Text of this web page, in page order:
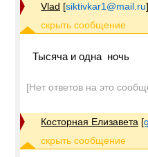
Vlad [siktivkar1@mail.ru]
Тысяча и одна ночь
[Нет ответов на это
Косторная Елизавета [